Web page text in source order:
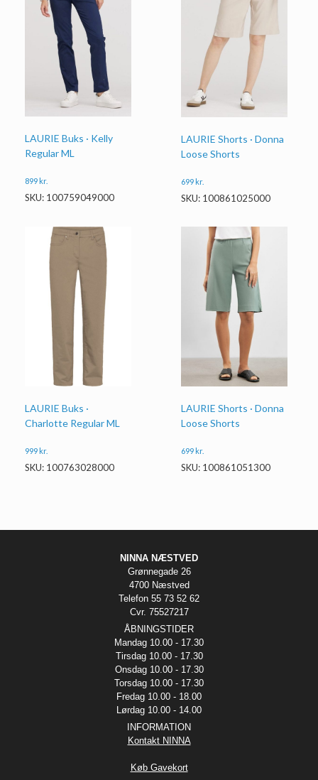
LAURIE Buks · Kelly
Regular ML
899 kr.
SKU: 100759049000
LAURIE Shorts · Donna
Loose Shorts
699 kr.
SKU: 100861025000
LAURIE Buks ·
Charlotte Regular ML
999kr.
SKU: 100763028000
LAURIE Shorts · Donna
Loose Shorts
699kr.
SKU: 100861051300
NINNA NÆSTVED
Grønnegade 26
4700 Næstved
Telefon 55 73 52 62
Cvr. 75527217
ÅBNINGSTIDER
Mandag 10.00 - 17.30
Tirsdag 10.00 - 17.30
Onsdag 10.00 - 17.30
Torsdag 10.00 - 17.30
Fredag 10.00 - 18.00
Lørdag 10.00 - 14.00
INFORMATION
Kontakt NINNA
Køb Gavekort